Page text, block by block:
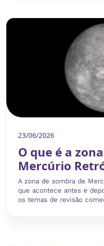
23/06/2026
O que é a
Mercúrio
A zona de sombra de
que acontece antes e
os temas de revisão